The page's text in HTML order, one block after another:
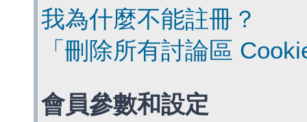
我為什麼不能註冊？
「刪除所有討論區
會員參數和設定